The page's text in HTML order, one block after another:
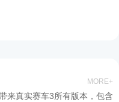
MORE+
来真实赛车3所有版本，包含